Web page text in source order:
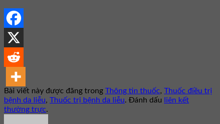
Bài viết này được đăng trong Thông tin thuốc, Thuốc điều trị
bệnh da liễu, Thuốc trị bệnh da liễu. Đánh dấu liên kết
thường trực.